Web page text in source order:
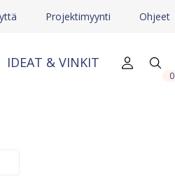
Projektimyynti Ohjeet
IDEAT & VINKIT
0